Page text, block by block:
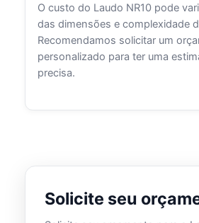
O custo do Laudo NR10 pode
das dimensões e complexidade
Recomendamos solicitar um
personalizado para ter uma
precisa.
Solicite seu